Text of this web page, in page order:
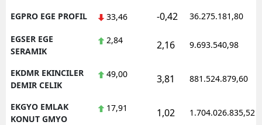
EGPRO EGE PROFIL 33,46 -0,42 36.275.181,80
EGSER EGE
SERAMIK
2,84 2,16 9.693.540,98
EKDMR EKINCILER
DEMIR CELIK
49,00 3,81 881.524.879,60
EKGYO EMLAK
KONUT GMYO
17,91 1,02 1.704.026.835,52